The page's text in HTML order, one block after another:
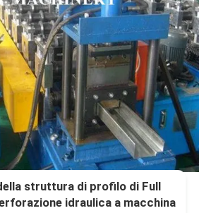
struttura di profilo di Full
idraulica a macchina